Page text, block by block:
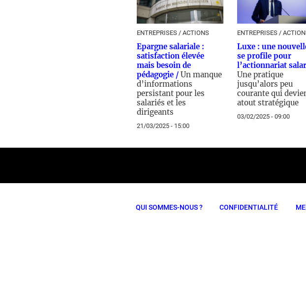
ENTREPRISES / ACTIONS
Epargne salariale :
satisfaction élevée
mais besoin de
pédagogie / Un manque
d’informations
persistant pour les
salariés et les
dirigeants
21/03/2025 - 15:00
ENTREPRISES /
Luxe : une
se profile pour
l’actionnariat
Une pratique
jusqu’alors peu
courante qui
atout stratégique
03/02/2025 - 09:00
QUI SOMMES-NOUS ? CONFIDENTIALITÉ